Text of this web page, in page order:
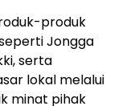
produk
Jongga
serta
lokal melalui
minat pihak